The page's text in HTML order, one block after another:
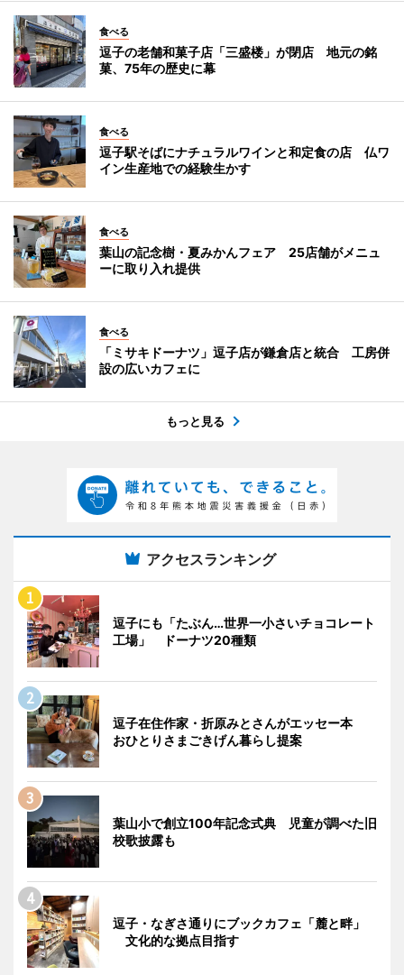
食べる
逗子の老舗和菓子店「三盛楼」が閉店 地元の銘
菓、75年の歴史に幕
食べる
逗子駅そばにナチュラルワインと和定食の店 仏ワ
イン生産地での経験生かす
食べる
葉山の記念樹・夏みかんフェア 25店舗がメニュ
ーに取り入れ提供
食べる
「ミサキドーナツ」逗子店が鎌倉店と統合 工房併
設の広いカフェに
もっと見る
アクセスランキング
逗子にも「たぶん…世界一小さいチョコレート
工場」 ドーナツ20種類
逗子在住作家・折原みとさんがエッセー本
おひとりさまごきげん暮らし提案
葉山小で創立100年記念式典 児童が調べた旧
校歌披露も
逗子・なぎさ通りにブックカフェ「麓と畔」
文化的な拠点目指す